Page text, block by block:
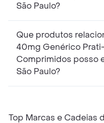
São Paulo?
Que produtos
40mg Genérico
Comprimidos posso
São Paulo?
Top Marcas e Cadeias